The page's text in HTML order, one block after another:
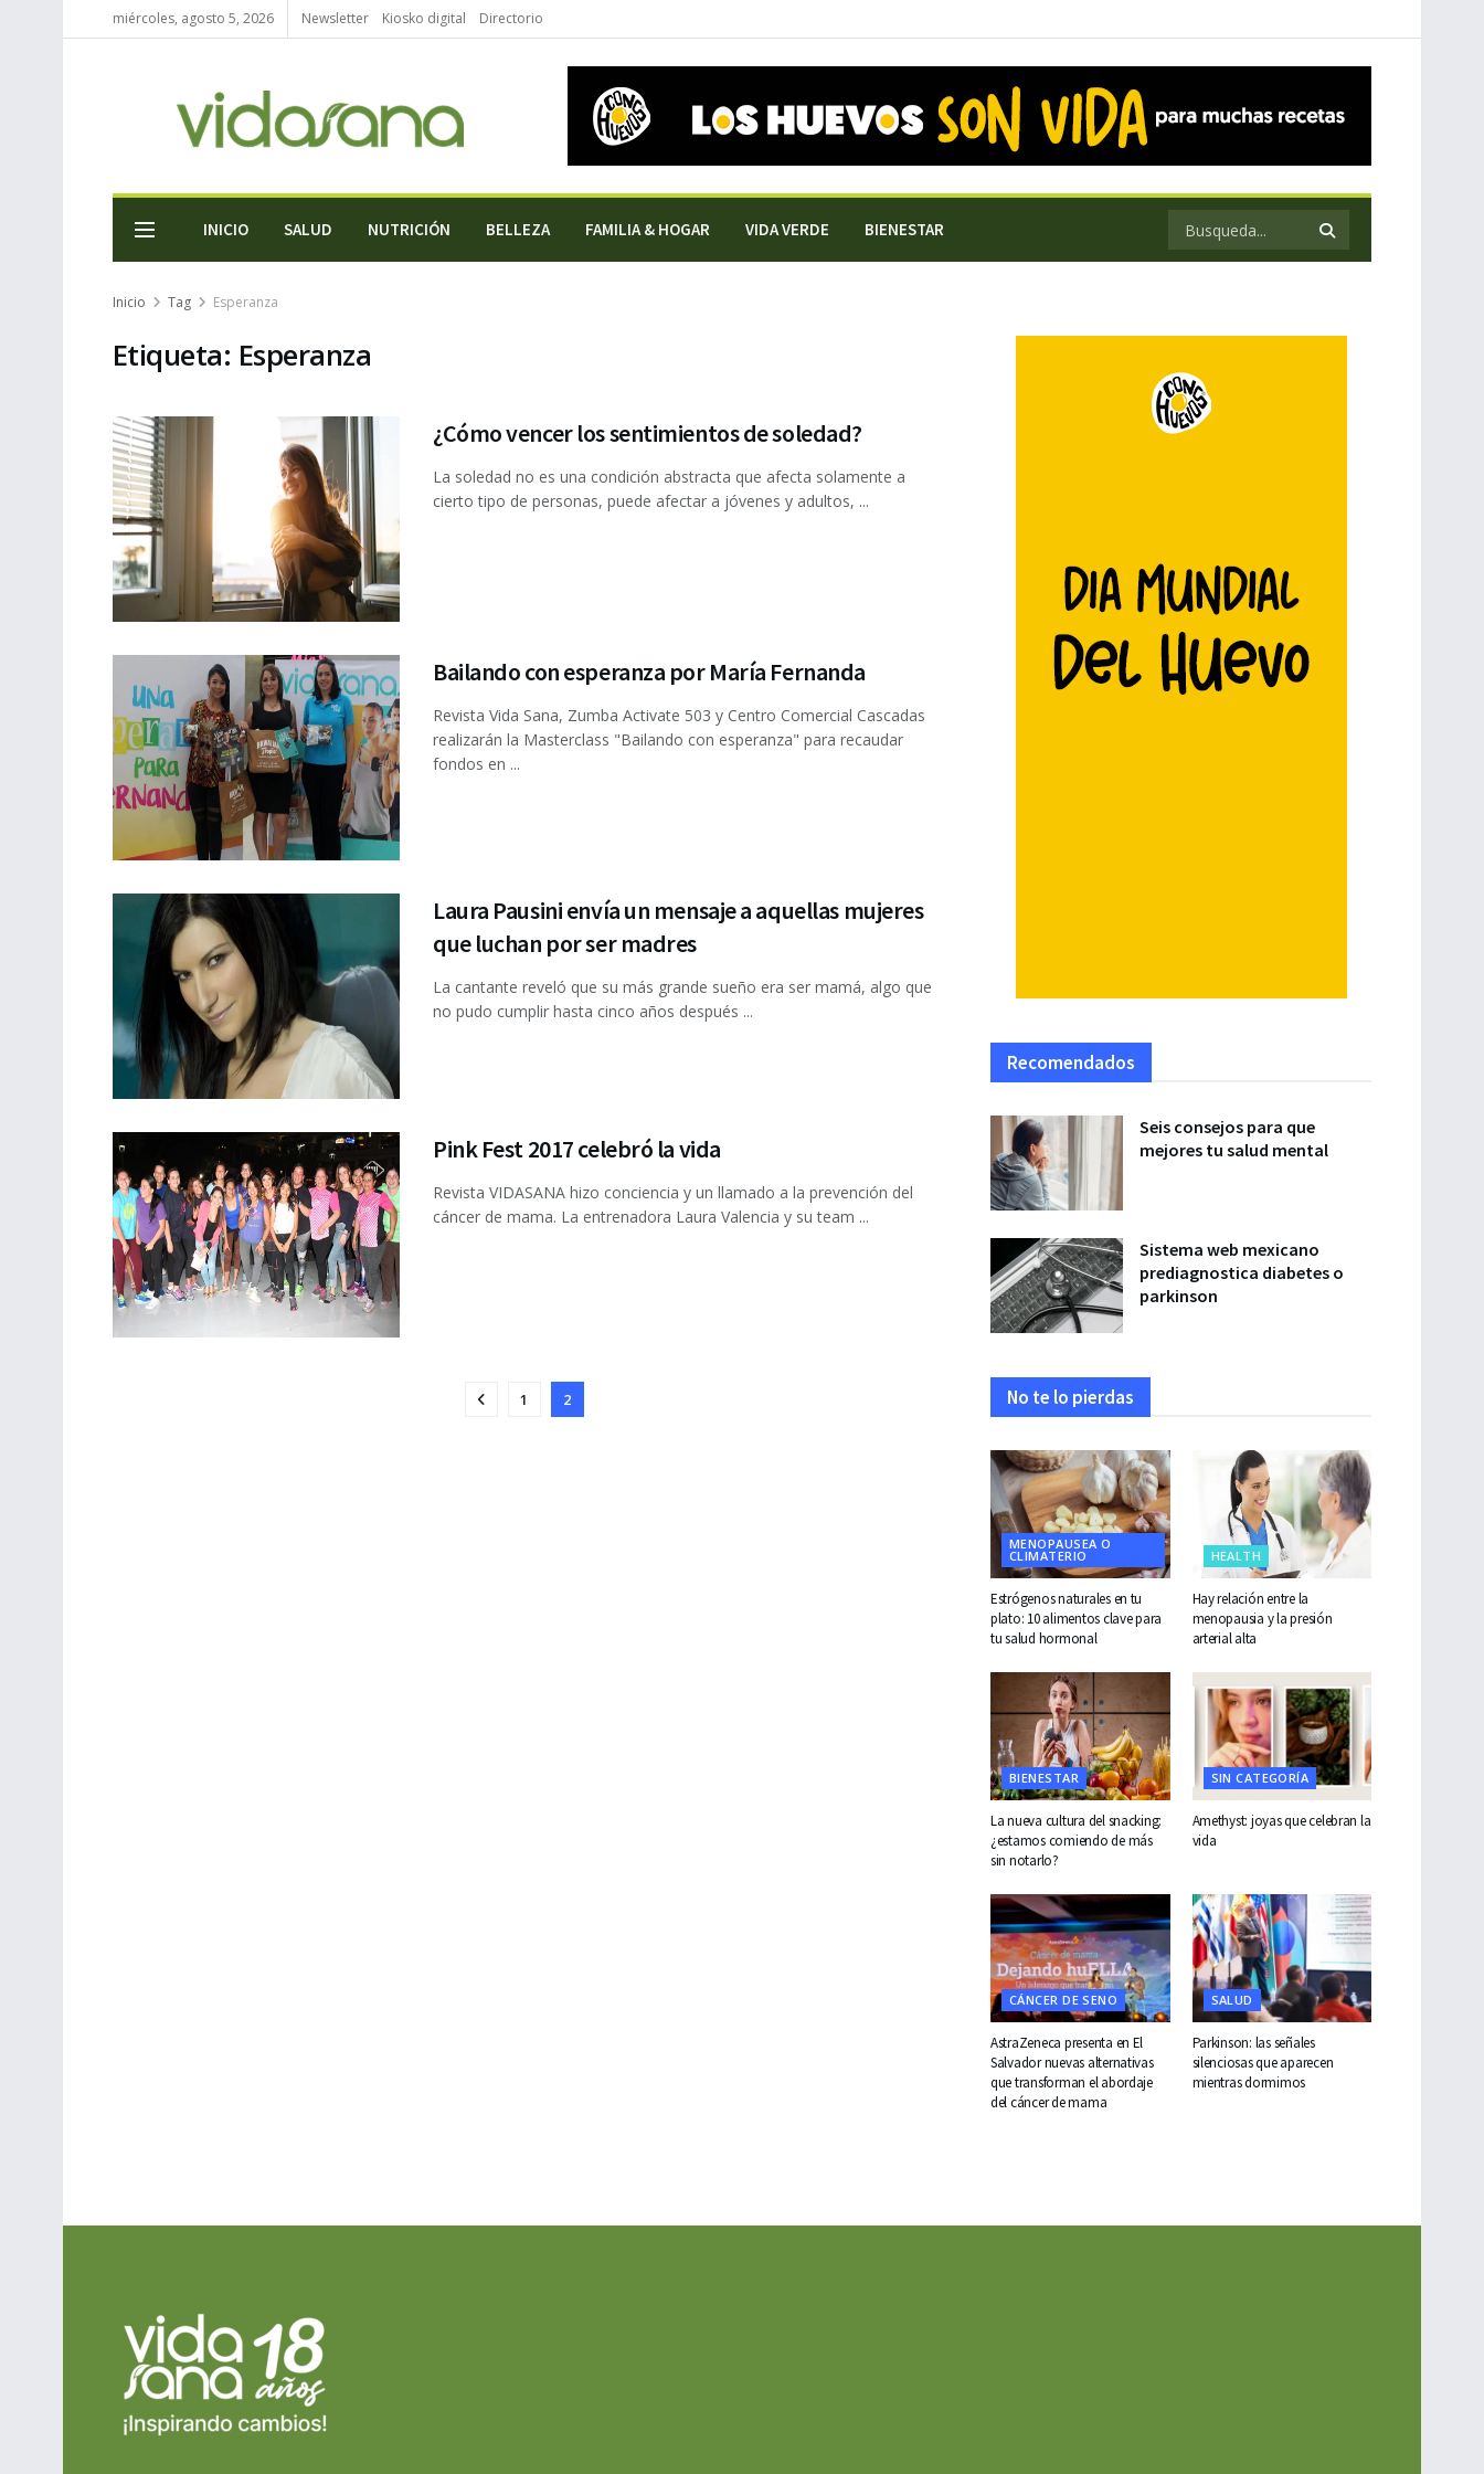
miércoles, agosto 5, 2026 Newsletter Kiosko digital Directorio
INICIO SALUD NUTRICIÓN BELLEZA FAMILIA & HOGAR VIDA VERDE BIENESTAR
Inicio Tag Esperanza
Etiqueta: Esperanza
¿Cómo vencer los sentimientos de soledad?
La soledad no es una condición abstracta que afecta solamente a
cierto tipo de personas, puede afectar a jóvenes y adultos, ...
Bailando con esperanza por María Fernanda
Revista Vida Sana, Zumba Activate 503 y Centro Comercial Cascadas
realizarán la Masterclass "Bailando con esperanza" para recaudar
fondos en ...
Laura Pausini envía un mensaje a aquellas mujeres
que luchan por ser madres
La cantante reveló que su más grande sueño era ser mamá, algo que
no pudo cumplir hasta cinco años después ...
Pink Fest 2017 celebró la vida
Revista VIDASANA hizo conciencia y un llamado a la prevención del
cáncer de mama. La entrenadora Laura Valencia y su team ...
1 2
Recomendados
Seis consejos para que
mejores tu salud mental
Sistema web mexicano
prediagnostica diabetes o
parkinson
No te lo pierdas
MENOPAUSEA O
CLIMATERIO
Estrógenos naturales en tu
plato: 10 alimentos clave para
tu salud hormonal
HEALTH
Hay relación entre la
menopausia y la presión
arterial alta
BIENESTAR
La nueva cultura del snacking:
¿estamos comiendo de más
sin notarlo?
SIN CATEGORÍA
Amethyst: joyas que celebran la
vida
CÁNCER DE SENO
AstraZeneca presenta en El
Salvador nuevas alternativas
que transforman el abordaje
del cáncer de mama
SALUD
Parkinson: las señales
silenciosas que aparecen
mientras dormimos